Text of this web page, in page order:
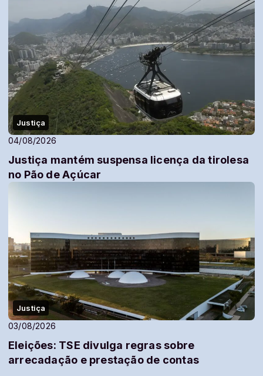
Justiça
04/08/2026
Justiça mantém suspensa licença da tirolesa
no Pão de Açúcar
Justiça
03/08/2026
Eleições: TSE divulga regras sobre
arrecadação e prestação de contas